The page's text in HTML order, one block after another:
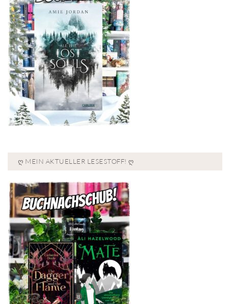
Ღ MEIN AKTUELLER LESESTOFF! Ღ